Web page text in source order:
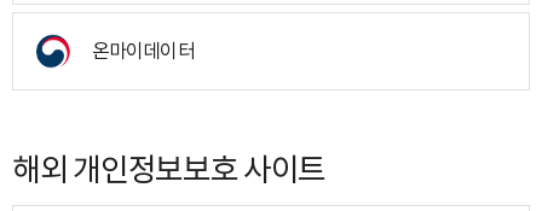
온마이데이터
해외 개인정보보호 사이트